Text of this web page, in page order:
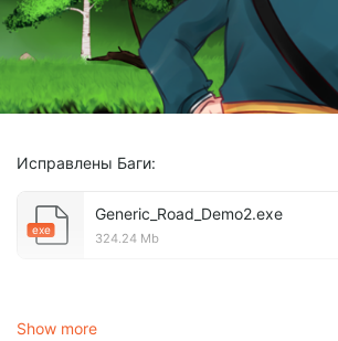
Исправлены Баги:
exe
Generic_Road_Demo2.exe
324.24 Mb
Окна не закрывались при помощи
Show more